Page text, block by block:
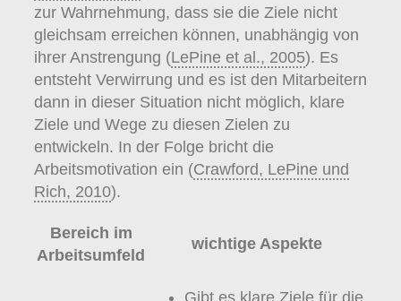
zur Wahrnehmung, dass sie die Ziele nicht
gleichsam erreichen können, unabhängig von
ihrer Anstrengung (LePine et al., 2005). Es
entsteht Verwirrung und es ist den Mitarbeitern
dann in dieser Situation nicht möglich, klare
Ziele und Wege zu diesen Zielen zu
entwickeln. In der Folge bricht die
Arbeitsmotivation ein (Crawford, LePine und
Rich, 2010).
Bereich im
Arbeitsumfeld
wichtige Aspekte
Gibt es klare Ziele für die